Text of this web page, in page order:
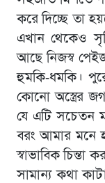
করে দিচ্ছে তা
এখান থেকেও
আছে নিজস্ব
হুমকি-ধমকি।
কোনো অস্ত্রের
যে এটি সচেতন
বরং আমার মনে
স্বাভাবিক চিন্তা
সামান্য কথা